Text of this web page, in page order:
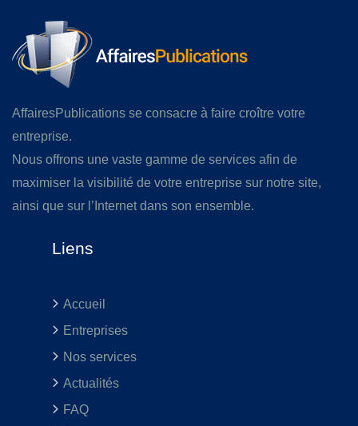
AffairesPublications se consacre à faire croître votre
entreprise.
Nous offrons une vaste gamme de services afin de
maximiser la visibilité de votre entreprise sur notre site,
ainsi que sur l’Internet dans son ensemble.
Liens
Accueil
Entreprises
Nos services
Actualités
FAQ